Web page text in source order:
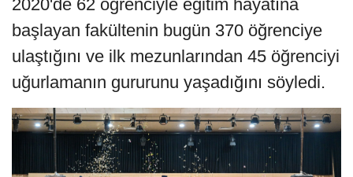
2020'de 62 öğrenciyle eğitim hayatına
başlayan fakültenin bugün 370 öğrenciye
ulaştığını ve ilk mezunlarından 45 öğrenciyi
uğurlamanın gururunu yaşadığını söyledi.